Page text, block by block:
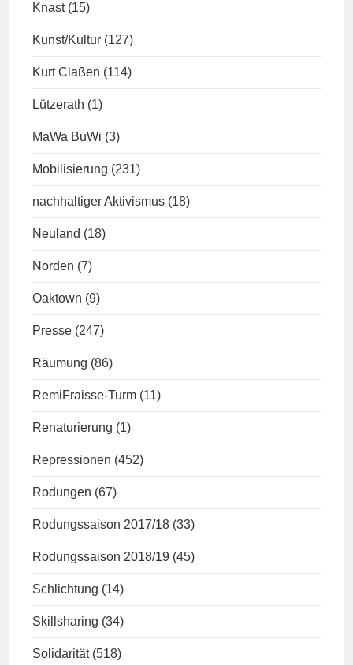
Knast (15)
Kunst/Kultur (127)
Kurt Claßen (114)
Lützerath (1)
MaWa BuWi (3)
Mobilisierung (231)
nachhaltiger Aktivismus (18)
Neuland (18)
Norden (7)
Oaktown (9)
Presse (247)
Räumung (86)
RemiFraisse-Turm (11)
Renaturierung (1)
Repressionen (452)
Rodungen (67)
Rodungssaison 2017/18 (33)
Rodungssaison 2018/19 (45)
Schlichtung (14)
Skillsharing (34)
Solidarität (518)